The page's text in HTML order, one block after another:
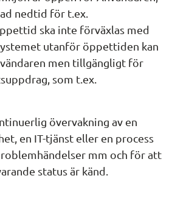
nedtid för t.ex.
ska inte förväxlas med
utanför öppettiden kan
men tillgängligt för
som t.ex.
övervakning av en
en IT-tjänst eller en process
mm och för att
status är känd.